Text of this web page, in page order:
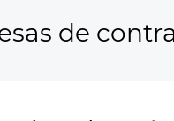
de